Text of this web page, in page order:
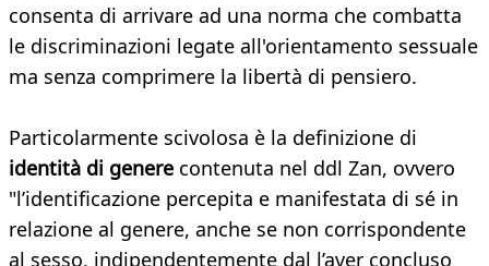
consenta di arrivare ad una norma che combatta
le discriminazioni legate all'orientamento sessuale
ma senza comprimere la libertà di pensiero.
Particolarmente scivolosa è la definizione di
identità di genere contenuta nel ddl Zan, ovvero
"l’identificazione percepita e manifestata di sé in
relazione al genere, anche se non corrispondente
al sesso, indipendentemente dal l’aver concluso